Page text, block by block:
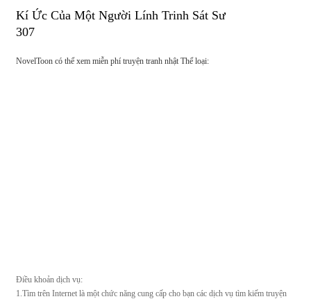
Kí Ức Của Một Người Lính Trinh Sát Sư
307
NovelToon có thể xem miễn phí truyện tranh nhật Thể loại:
Điều khoản dịch vụ:
1.Tìm trên Internet là một chức năng cung cấp cho bạn các dịch vụ tìm kiếm truyện